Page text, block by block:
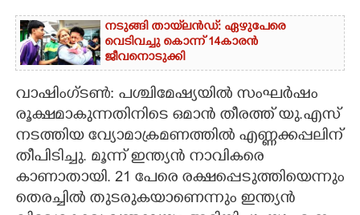
നടുങ്ങി തായ്‌ലൻഡ്: ഏഴുപേരെ
വെടിവച്ചു കൊന്ന് 14കാരൻ
ജീവനൊടുക്കി
വാഷിംഗ്ടൺ: പശ്ചിമേഷ്യയിൽ സംഘർഷം
രൂക്ഷമാകുന്നതിനിടെ ഒമാൻ തീരത്ത് യു.എസ്
നടത്തിയ വ്യോമാക്രമണത്തിൽ എണ്ണക്കപ്പലിന്
തീപിടിച്ചു. മൂന്ന് ഇന്ത്യൻ നാവികരെ
കാണാതായി. 21 പേരെ രക്ഷപ്പെടുത്തിയെന്നും
തെരച്ചിൽ തുടരുകയാണെന്നും ഇന്ത്യൻ